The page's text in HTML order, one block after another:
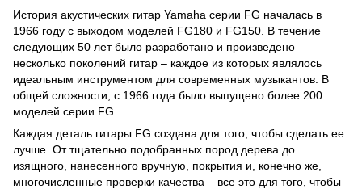
История акустических гитар Yamaha серии FG началась в
1966 году с выходом моделей FG180 и FG150. В течение
следующих 50 лет было разработано и произведено
несколько поколений гитар – каждое из которых являлось
идеальным инструментом для современных музыкантов. В
общей сложности, с 1966 года было выпущено более 200
моделей серии FG.
Каждая деталь гитары FG создана для того, чтобы сделать ее
лучше. От тщательно подобранных пород дерева до
изящного, нанесенного вручную, покрытия и, конечно же,
многочисленные проверки качества – все это для того, чтобы